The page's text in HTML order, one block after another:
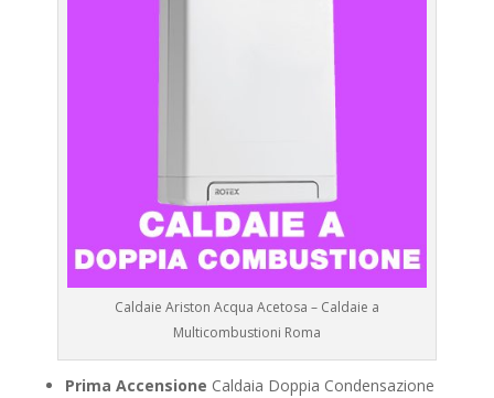
Caldaie Ariston Acqua Acetosa – Caldaie a
Multicombustioni Roma
Prima Accensione Caldaia Doppia Condensazione